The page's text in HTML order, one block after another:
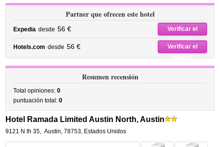
Partner que ofrecen este hotel
Expedia desde 56 €
Verificar el
precio
Hotels.com desde 56 €
Verificar el
precio
Resumen recensión
Total opiniones:0
puntuación total:0
Hotel Ramada Limited Austin North, Austin
9121 N Ih 35, Austin,78753, Estados Unidos